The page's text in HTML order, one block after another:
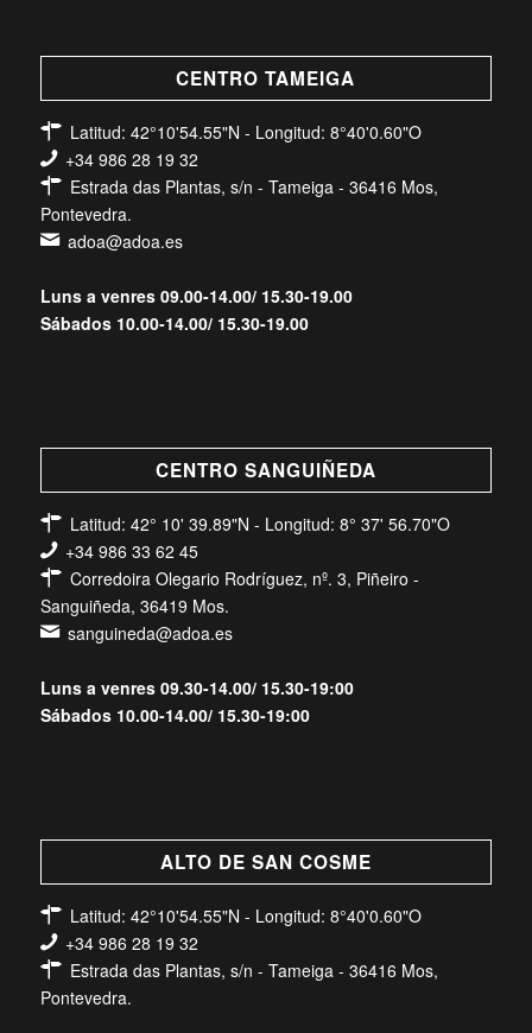
CENTRO TAMEIGA
Latitud: 42°10'54.55"N - Longitud: 8°40'0.60"O
+34 986 28 19 32
Estrada das Plantas, s/n - Tameiga - 36416 Mos,
Pontevedra.
adoa@adoa.es
Luns a venres 09.00-14.00/ 15.30-19.00
Sábados 10.00-14.00/ 15.30-19.00
CENTRO SANGUIÑEDA
Latitud: 42° 10' 39.89"N - Longitud: 8° 37' 56.70"O
+34 986 33 62 45
Corredoira Olegario Rodríguez, nº. 3, Piñeiro -
Sanguiñeda, 36419 Mos.
sanguineda@adoa.es
Luns a venres 09.30-14.00/ 15.30-19:00
Sábados 10.00-14.00/ 15.30-19:00
ALTO DE SAN COSME
Latitud: 42°10'54.55"N - Longitud: 8°40'0.60"O
+34 986 28 19 32
Estrada das Plantas, s/n - Tameiga - 36416 Mos,
Pontevedra.